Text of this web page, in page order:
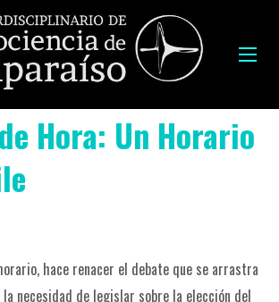
Hora: Un Horario
hace renacer el debate que se arrastra
la necesidad de legislar sobre la elección del